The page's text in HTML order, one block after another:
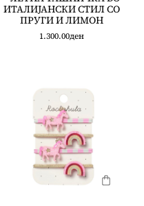
ИТАЛИЈАНСКИ СТИЛ СО
ПРУГИ И ЛИМОН
1.300.00ден